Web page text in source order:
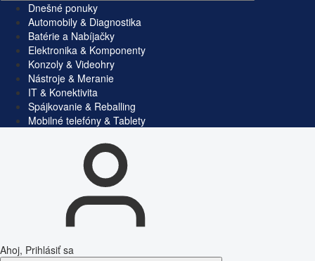
Dnešné ponuky
Automobily & Diagnostika
Batérie a Nabíjačky
Elektronika & Komponenty
Konzoly & Videohry
Nástroje & Meranie
IT & Konektivita
Spájkovanie & Reballing
Mobilné telefóny & Tablety
Ahoj, Prihlásiť sa